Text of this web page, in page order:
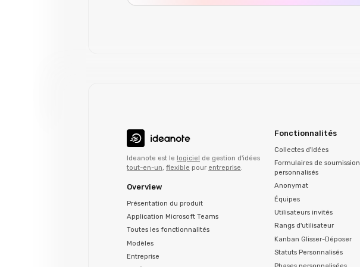
Ideanote est le logiciel
de gestion d'idées
tout-en-un, flexible pour entreprise.
Overview
Présentation du produit
Application Microsoft Teams
Toutes les fonctionnalités
Modèles
Entreprise
Fonctionnalités
Collectes d'Idées
Formulaires de soumission
personnalisés
Anonymat
Équipes
Utilisateurs invités
Rangs d'utilisateur
Kanban Glisser-Déposer
Statuts Personnalisés